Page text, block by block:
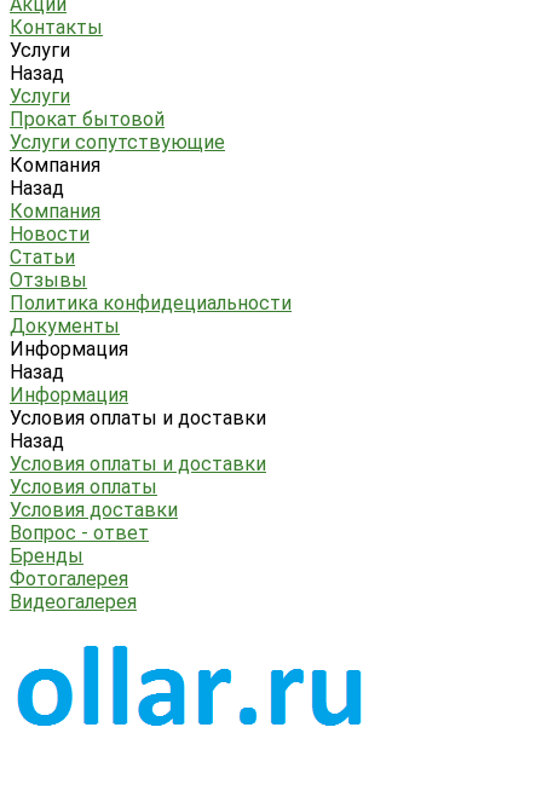
Контакты
Услуги
Назад
Услуги
Прокат бытовой
Услуги сопутствующие
Компания
Назад
Компания
Новости
Статьи
Отзывы
Политика конфидециальности
Документы
Информация
Назад
Информация
Условия оплаты и доставки
Назад
Условия оплаты и доставки
Условия оплаты
Условия доставки
Вопрос - ответ
Бренды
Фотогалерея
Видеогалерея